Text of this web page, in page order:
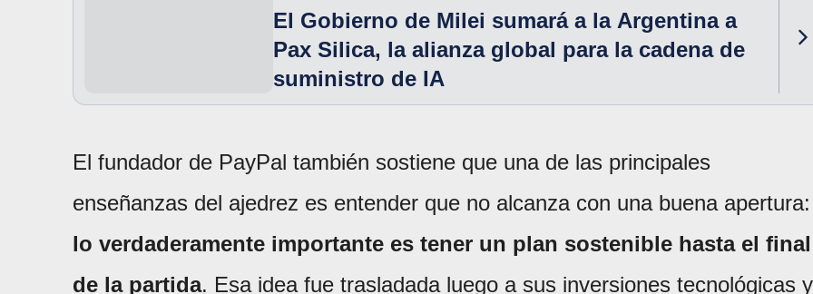
El Gobierno de Milei sumará a la Argentina a
Pax Silica, la alianza global para la cadena de
suministro de IA
El fundador de PayPal también sostiene que una de las principales
enseñanzas del ajedrez es entender que no alcanza con una buena apertura:
lo verdaderamente importante es tener un plan sostenible hasta el final
de la partida. Esa idea fue trasladada luego a sus inversiones tecnológicas y